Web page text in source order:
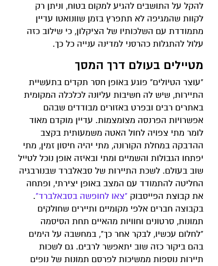
להקל על התושבים להגיע למקום בטוח, וניתן רק
לקוות שהמגיפה לא תתפרץ בזמן שוונואטו עדיין
מתמודדת עם השלכותיו של הציקלון, כי שילוב כזה
עלול להתגלות כהרסני למדינה ענייה כל כך.
מטיילים בעולם דרך המסך
"עוצר הטיולים" פוגע באופן חסר תקדים בתעשיית
התיירות, שיש לה חשיבות עליונה לכלכלה המקומית
באתרים רבים ובפרט באזורים מבודדים שבהם
אפשרויות הפרנסה מצומצמות. עדיין מוקדם מאוד
לומר מתי צפויה לחול האטה משמעותית בקצב
ההדבקה במחלת הקורונה, מתי יהיה חיסון זמין, מתי
יפתחו הגבולות והשמיים ומתי ובאיזה אופן נוכל לטייל
שוב בעולם. לשכת התיירות של סבאלברד שבנורבגיה
החליטה להתמודד עם המצב באופן יצירתי, ופתחה
את קבוצת הפייסבוק "צאו לחופשה בסבאלברד".
בקבוצה חברים אלפי מקומיים ותיירים שחולקים
תמונות, סרטונים וחוויות מהאיים תחת הסיסמה
"לחלום עכשיו, לבקר אחר כך", במחשבה על הימים
בהם ביקור כזה שוב יתאפשר לרבים. גם לשכות
תיירות נוספות ממשיכות לפרסם תמונות של נופים